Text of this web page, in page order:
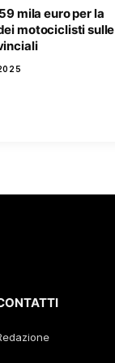
mila euro per la
motociclisti sulle